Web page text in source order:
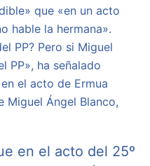
que «en un acto
hable la hermana».
PP? Pero si Miguel
PP», ha señalado
el acto de Ermua
Miguel Ángel Blanco,
en el acto del 25º